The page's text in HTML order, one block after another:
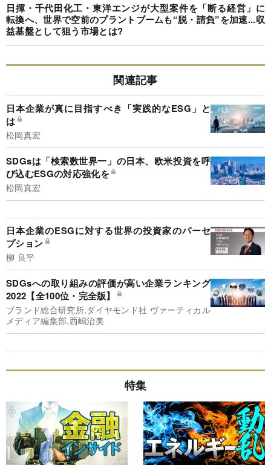
日揮・千代田化工・東洋エンジが大型案件を「断る経営」に
転換へ、世界で空前のプラントブームも“脱・請負”を加速...収
益基盤として狙う市場とは?
関連記事
日本企業が真に目指すべき「実践的なESG」と
は
松岡真宏
SDGsは「検索数世界一」の日本、欧米投資を呼
び込むESGの対応強化を
松岡真宏
日本企業のESGに対する世界の投資家のパーセ
プション
柳 良平
SDGsへの取り組みの評価が高い企業ランキング
2022【全100位・完全版】
ブランド総合研究所,ダイヤモンド社 ヴァーティカル
メディア編集部,西嶋治美
特集